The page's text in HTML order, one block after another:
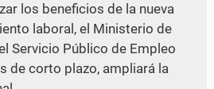
los beneficios de la nueva
laboral, el Ministerio de
Servicio Público de Empleo
de corto plazo, ampliará la